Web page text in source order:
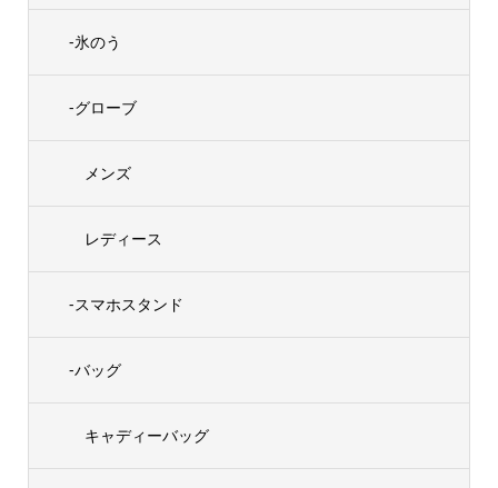
-氷のう
-グローブ
メンズ
レディース
-スマホスタンド
-バッグ
キャディーバッグ